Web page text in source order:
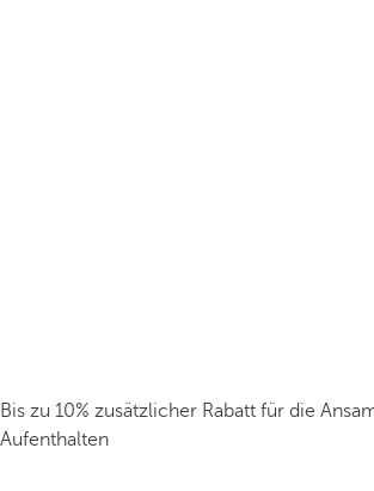
Bis zu 10% zusätzlicher Rabatt für die
Aufenthalten